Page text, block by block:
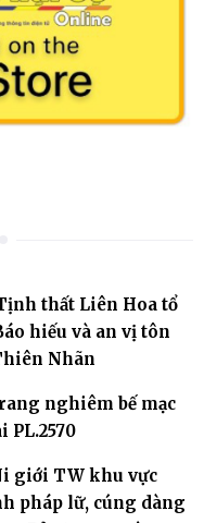
thất Liên Hoa tổ
hiếu và an vị tôn
Nhãn
nghiêm bế mạc
PL.2570
giới TW khu vực
pháp lữ, cúng dàng